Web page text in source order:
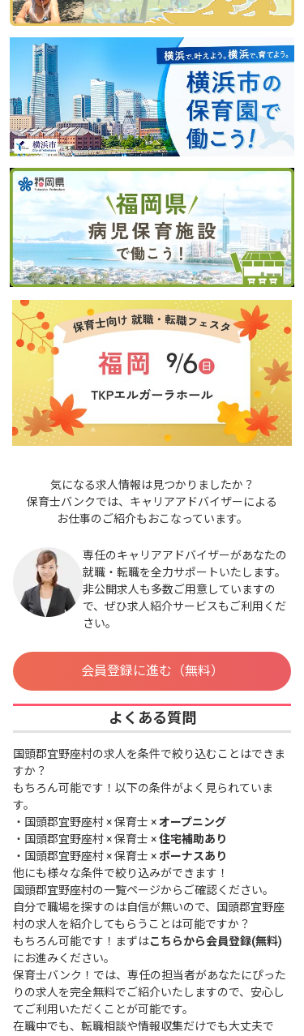
気になる求人情報は見つかりましたか？
保育士バンクでは、キャリアアドバイザーによる
お仕事のご紹介もおこなっています。
専任のキャリアアドバイザーがあなたの
就職・転職を全力サポートいたします。
非公開求人も多数ご用意していますの
で、ぜひ求人紹介サービスもご利用くだ
さい。
会員登録に進む（無料）
よくある質問
国頭郡宜野座村の求人を条件で絞り込むことはできま
すか？
もちろん可能です！以下の条件がよく見られていま
す。
・ 国頭郡宜野座村 × 保育士 ×オープニング
・ 国頭郡宜野座村 × 保育士 ×住宅補助あり
・ 国頭郡宜野座村 × 保育士 ×ボーナスあり
他にも様々な条件で絞り込みができます！
国頭郡宜野座村の一覧ページからご確認ください。
自分で職場を探すのは自信が無いので、国頭郡宜野座
村の求人を紹介してもらうことは可能ですか？
もちろん可能です！まずはこちらから会員登録(無料)
にお進みください。
保育士バンク！では、専任の担当者があなたにぴった
りの求人を完全無料でご紹介いたしますので、安心し
てご利用いただくことが可能です。
在職中でも、転職相談や情報収集だけでも大丈夫で